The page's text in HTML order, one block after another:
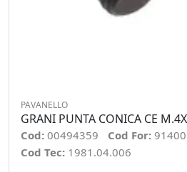
PAVANELLO
GRANI PUNTA CONICA CE
Cod: 00494359 Cod For:
Cod Tec: 1981.04.006